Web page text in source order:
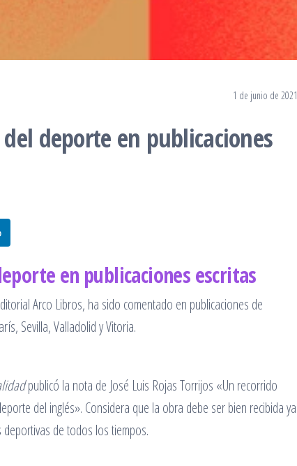
1 de junio de 2021
deporte en publicaciones
en publicaciones escritas
Arco Libros, ha sido comentado en publicaciones de
Sevilla, Valladolid y Vitoria.
publicó la nota de José Luis Rojas Torrijos «Un recorrido
del inglés». Considera que la obra debe ser bien recibida ya
de todos los tiempos.